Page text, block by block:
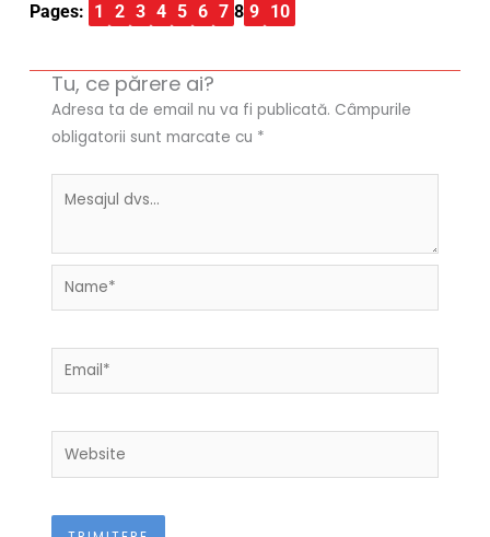
Pages: 1 2 3 4 5 6 7 8 9 10
Tu, ce părere ai?
Adresa ta de email nu va fi publicată. Câmpurile
obligatorii sunt marcate cu *
Name*
Email*
Website